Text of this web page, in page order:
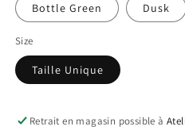
Bottle Green Dusk
Size
Taille Unique
Retrait en magasin possible à